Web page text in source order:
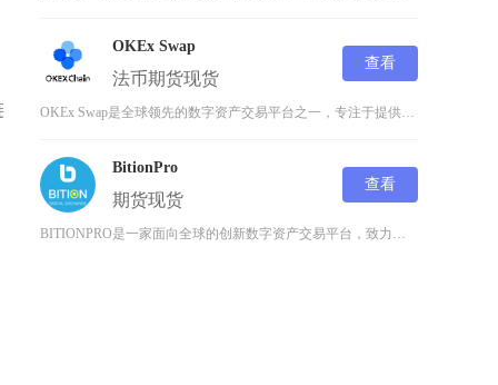
OKEx Swap
法币期货现货
查看
OKEx Swap是全球领先的数字资产交易平台之一，专注于提供安全、高效的虚拟货币交易服务
BitionPro
期货现货
查看
BITIONPRO是一家面向全球的创新数字资产交易平台，致力于为区块链爱好者提供多币种、多